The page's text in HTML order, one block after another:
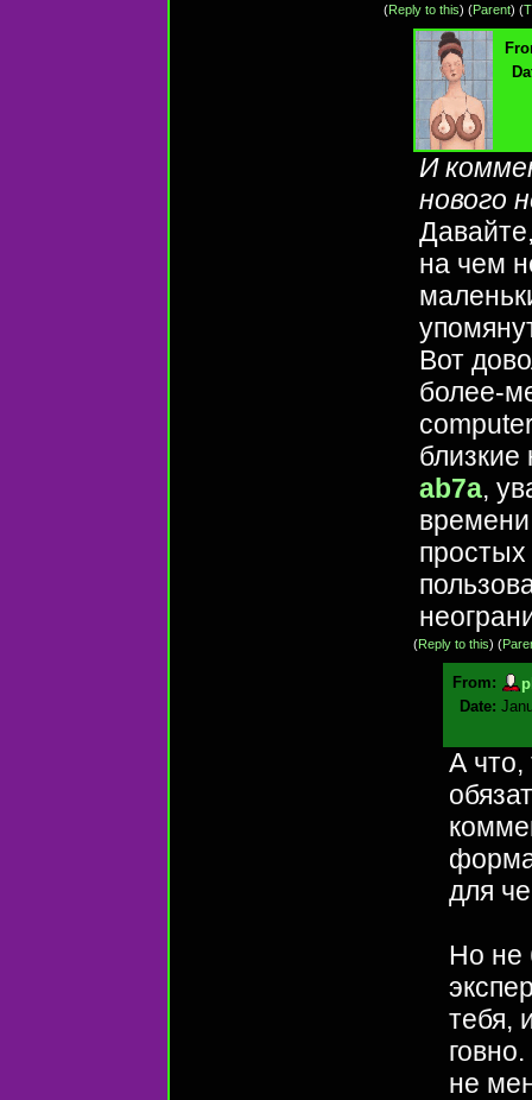
(Reply to this) (Parent) (
И
нового
на чем
Вот
более-
близкие
ab7a,
(Reply to this) (
From:
Date:
А что,
для
Но не
тебя,
не